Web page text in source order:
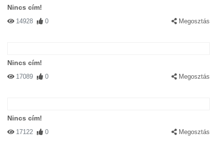
Nincs cím!
14928 0 Megosztás
Nincs cím!
17089 0 Megosztás
Nincs cím!
17122 0 Megosztás